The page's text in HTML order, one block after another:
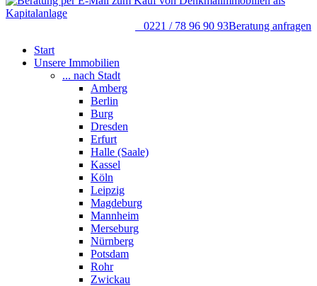
0221 / 78 96 90 93Beratung anfragen
Start
Unsere Immobilien
... nach Stadt
Amberg
Berlin
Burg
Dresden
Erfurt
Halle (Saale)
Kassel
Köln
Leipzig
Magdeburg
Mannheim
Merseburg
Nürnberg
Potsdam
Rohr
Zwickau